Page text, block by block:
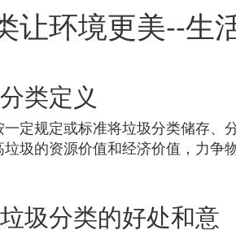
让环境更美--生
类定义
定规定或标准将垃圾分类储存、
圾的资源价值和经济价值，力争物
圾分类的好处和意